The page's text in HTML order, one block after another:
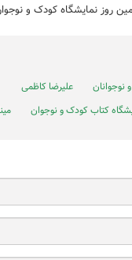
روز نمایشگاه کودک و
نوجوانان
علیرضا کاظمی
کتاب کودک و نوجوان